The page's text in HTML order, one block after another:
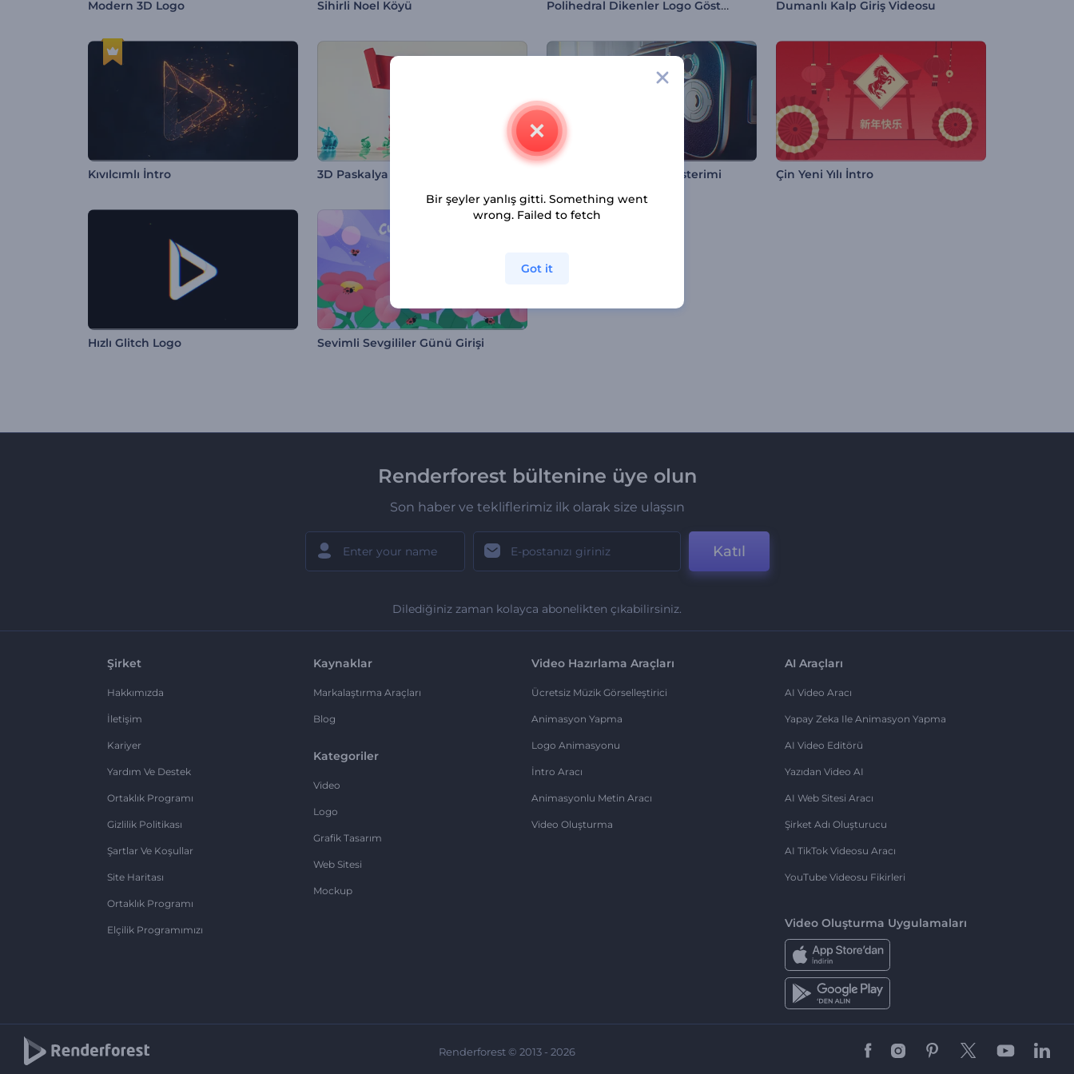
Modern 3D Logo Sihirli Noel Köyü Polihedral Dikenler Logo Gösterimi Dumanlı Kalp Giriş Videosu
Kıvılcımlı İntro 3D Paskalya Kurdelesi Vintaj Kamera Logo Gösterimi Çin Yeni Yılı İntro
Hızlı Glitch Logo Sevimli Sevgililer Günü Girişi
Renderforest bültenine üye olun
Son haber ve tekliflerimiz ilk olarak size ulaşsın
Katıl
Dilediğiniz zaman kolayca abonelikten çıkabilirsiniz.
Şirket
Hakkımızda
İletişim
Kariyer
Yardım Ve Destek
Ortaklık Programı
Gizlilik Politikası
Şartlar Ve Koşullar
Site Haritası
Ortaklık Programı
Elçilik Programımızı
Kaynaklar
Markalaştırma Araçları
Blog
Kategoriler
Video
Logo
Grafik Tasarım
Web Sitesi
Mockup
Video Hazırlama Araçları
Ücretsiz Müzik Görselleştirici
Animasyon Yapma
Logo Animasyonu
İntro Aracı
Animasyonlu Metin Aracı
Video Oluşturma
AI Araçları
AI Video Aracı
Yapay Zeka Ile Animasyon Yapma
AI Video Editörü
Yazıdan Video AI
AI Web Sitesi Aracı
Şirket Adı Oluşturucu
AI TikTok Videosu Aracı
YouTube Videosu Fikirleri
Video Oluşturma Uygulamaları
Renderforest © 2013 - 2026
Bir şeyler yanlış gitti. Something went
wrong. Failed to fetch
Got it